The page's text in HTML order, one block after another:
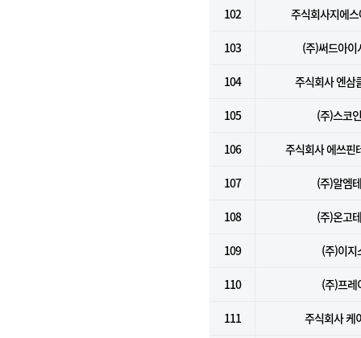
102 주식회사지에
103 (주)써드아이
104 주식회사 엔삼
105 (주)스코
106 주식회사 에쓰핀
107 (주)알엠
108 (주)온고
109 (주)이지
110 (주)프레
111 주식회사 케